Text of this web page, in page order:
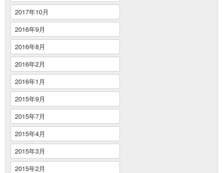
2017年10月
2016年9月
2016年8月
2016年2月
2016年1月
2015年9月
2015年7月
2015年4月
2015年3月
2015年2月